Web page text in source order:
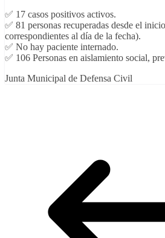
✅ 17 casos positivos activos.
✅ 81 personas recuperadas desde el
correspondientes al día de la fecha).
✅ No hay paciente internado.
✅ 106 Personas en aislamiento social,
Junta Municipal de Defensa Civil